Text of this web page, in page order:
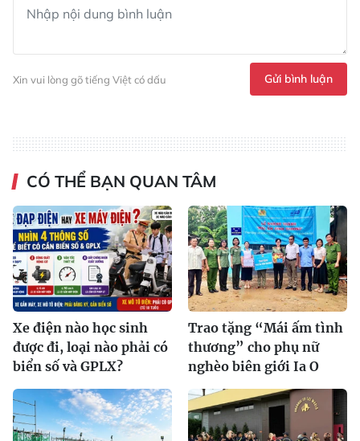
Xin vui lòng gõ tiếng Việt có dấu Gửi bình luận
CÓ THỂ BẠN QUAN TÂM
Xe điện nào học sinh
được đi, loại nào phải có
biển số và GPLX?
Trao tặng “Mái ấm tình
thương” cho phụ nữ
nghèo biên giới Ia O